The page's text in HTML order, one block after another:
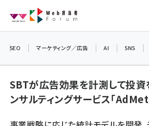
ン
SEO マーケティング／広告 AI SNS
SBTが広告効果を計測して投資
ンサルティングサービス「